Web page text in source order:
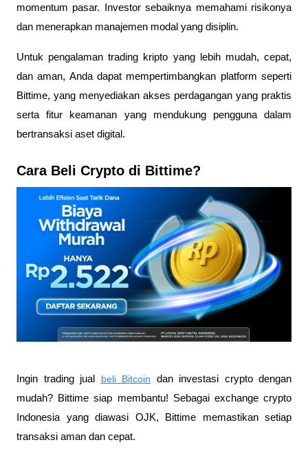
momentum pasar. Investor sebaiknya memahami risikonya
dan menerapkan manajemen modal yang disiplin.
Untuk pengalaman trading kripto yang lebih mudah, cepat,
dan aman, Anda dapat mempertimbangkan platform seperti
Bittime, yang menyediakan akses perdagangan yang praktis
serta fitur keamanan yang mendukung pengguna dalam
bertransaksi aset digital.
Cara Beli Crypto di Bittime?
Ingin trading jual beli Bitcoin dan investasi crypto dengan
mudah? Bittime siap membantu! Sebagai exchange crypto
Indonesia yang diawasi OJK, Bittime memastikan setiap
transaksi aman dan cepat.